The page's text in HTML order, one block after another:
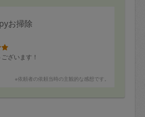
お掃除
ざいます！
※依頼者の依頼当時の主観的な感想です。